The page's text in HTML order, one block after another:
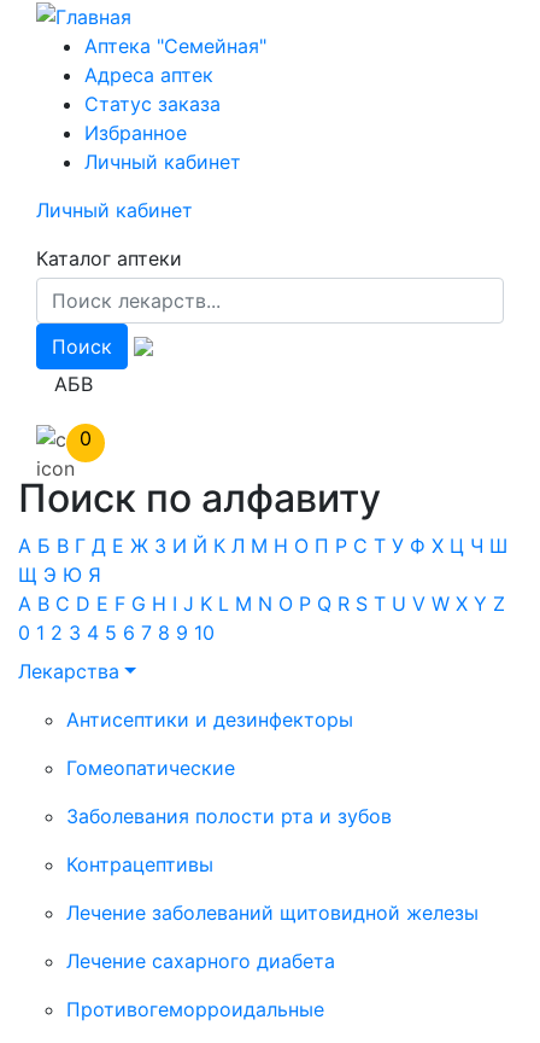
Перейти
основному
содержанию
Аптека "Семейная"
Адреса аптек
Статус заказа
Избранное
Личный кабинет
Личный кабинет
Каталог аптеки
АБВ
0
Поиск по алфавиту
А Б В Г Д Е Ж З И Й К Л М Н О П Р С Т У Ф Х Ц Ч Ш
Щ Э Ю Я
A B C D E F G H I J K L M N O P Q R S T U V W X Y Z
0 1 2 3 4 5 6 7 8 9 10
Лекарства
Антисептики и дезинфекторы
Гомеопатические
Заболевания полости рта и зубов
Контрацептивы
Лечение заболеваний щитовидной железы
Лечение сахарного диабета
Противогеморроидальные